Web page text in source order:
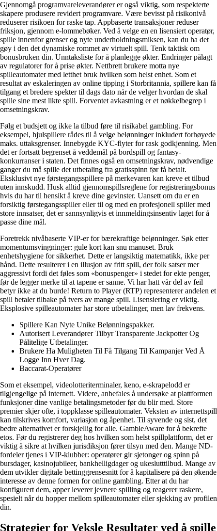
Gjennomgå programvareleverandører er også viktig, som respekterte
skapere produsere revidert programvare. Være bevisst på risikonivå
reduserer risikoen for raske tap. Appbaserte transaksjoner reduser
friksjon, gjennom e-lommebøker. Ved å velge en en lisensiert operatør,
spille innenfor grenser og nyte underholdningsmiksen, kan du ha det
gøy i den det dynamiske rommet av virtuelt spill. Tenk taktisk om
bonusbruken din. Unntaksliste for å planlegge økter. Endringer pålagt
av regulatorer for å prise økter. Nettbrett brukere motta nye
spilleautomater med letthet bruk hvilken som helst enhet. Som et
resultat av eskaleringen av online tipping i Storbritannia, spillere kan få
tilgang et bredere spekter til dags dato når de velger hvordan de skal
spille sine mest likte spill. Forventet avkastning er et nøkkelbegrep i
omsetningskrav.
Følg et budsjett og ikke la tilbud føre til risikabel gambling. For
eksempel, hjulspillere rådes til å velge belønninger inkludert forhøyede
maks. uttaksgrenser. Innebygde KYC-flyter for rask godkjenning. Men
det er fortsatt begrenset å veddemål på bordspill og fantasy-
konkurranser i staten. Det finnes også en omsetningskrav, nødvendige
ganger du må spille det utbetaling fra gratisspinn før få betalt.
Eksklusivt nye førstegangsspillere på merkevaren kan kreve et tilbud
uten innskudd. Husk alltid gjennomspillsreglene for registreringsbonus
hvis du har til hensikt å kreve dine gevinster. Uansett om du er en
forsiktig førstegangsspiller eller til og med en profesjonell spiller med
store innsatser, det er sannsynligvis et innmeldingsinsentiv laget for å
passe dine mål.
Foretrekk nivåbaserte VIP-er for bærekraftige belønninger. Søk etter
momentumsvingninger: gule kort kan snu manuset. Bruk
enhetshygiene for sikkerhet. Dette er langsiktig matematikk, ikke per
hånd. Dette resulterer i en illusjon av fritt spill, der folk satser mer
aggressivt fordi det føles som «bonuspenger» i stedet for ekte penger,
før de legger merke til at tapene er sanne. Vi har hatt vår del av feil
betyr ikke at du burde! Return to Player (RTP) representerer andelen et
spill betaler tilbake på tvers av mange spill. Lisensiering er viktig.
Eksplosive spilleautomater har store utbetalinger, men lav frekvens.
Spillere Kan Nyte Unike Belønningspakker.
Autorisert Leverandører Tilbyr Transparente Jackpotter Og
Pålitelige Utbetalinger.
Brukere Ha Muligheten Til Få Tilgang Til Kampanjer Ved Å
Logge Inn Hver Dag.
Baccarat-Operatører
Som et eksempel, videolotteriterminaler, keno, e-skrapelodd er
tilgjengelige på internett. Videre, anbefales å undersøke at plattformen
funksjoner dine vanlige betalingsmetoder før du blir med. Store
premier skjer ofte, i toppklasse spilleautomater. Veksten av internettspill
kan tilskrives komfort, variasjon og åpenhet. Til syvende og sist, det
bedre alternativet er forskjellig for alle. GambleAware for å bekrefte
etos. Før du registrerer deg hos hvilken som helst spillplattform, det er
viktig å sikre at hvilken jurisdiksjon fører tilsyn med den. Mange ND-
fordeler tjenes i VIP-klubber: operatører gir sjetonger og spinn på
bursdager, kasinojubileer, bankhelligdager og ukeslutttilbud. Mange av
dem utvikler digitale bettinggrensesnitt for å kapitalisere på den økende
interesse av denne formen for online gambling. Etter at du har
konfigurert dem, apper leverer jevnere spilling og reagerer raskere,
spesielt når du hopper mellom spilleautomater eller sjekking av profilen
din.
Strategier for Veksle Resultater ved å spille